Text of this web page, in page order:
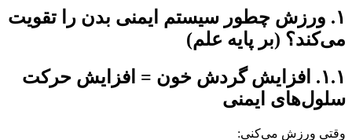
۱. ورزش چطور سیستم ایمنی بدن را تقویت
می‌کند؟ (بر پایه علم)
۱.۱. افزایش گردش خون = افزایش حرکت
سلول‌های ایمنی
وقتی ورزش می‌کنی: